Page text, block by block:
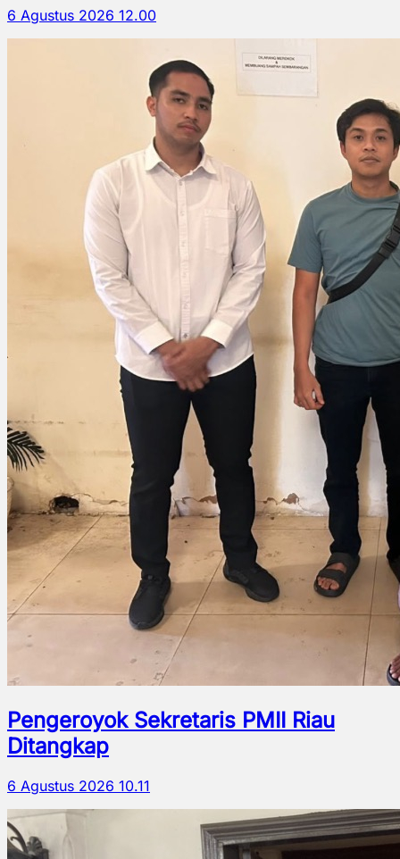
6 Agustus 2026 12.00
Pengeroyok Sekretaris PMII Riau
Ditangkap
6 Agustus 2026 10.11